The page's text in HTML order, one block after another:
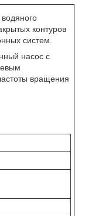
контуров
систем.
насос с
вращения